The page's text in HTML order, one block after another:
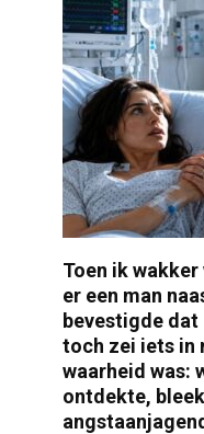
Toen ik
er een man
bevestigde
toch zei iets in
waarheid was:
ontdekte,